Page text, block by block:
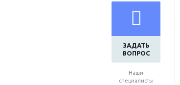
ЗАДАТЬ
ВОПРОС
Наши
специалисты